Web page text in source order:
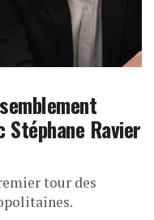
Stéphane Ravier
tour des